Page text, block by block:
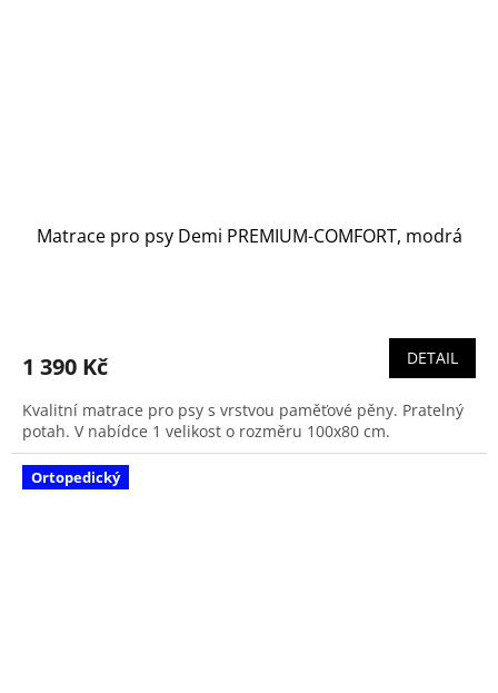
Matrace pro psy Demi PREMIUM-COMFORT, modrá
1 390 Kč DETAIL
Kvalitní matrace pro psy s vrstvou paměťové pěny. Pratelný
potah. V nabídce 1 velikost o rozměru 100x80 cm.
Ortopedický